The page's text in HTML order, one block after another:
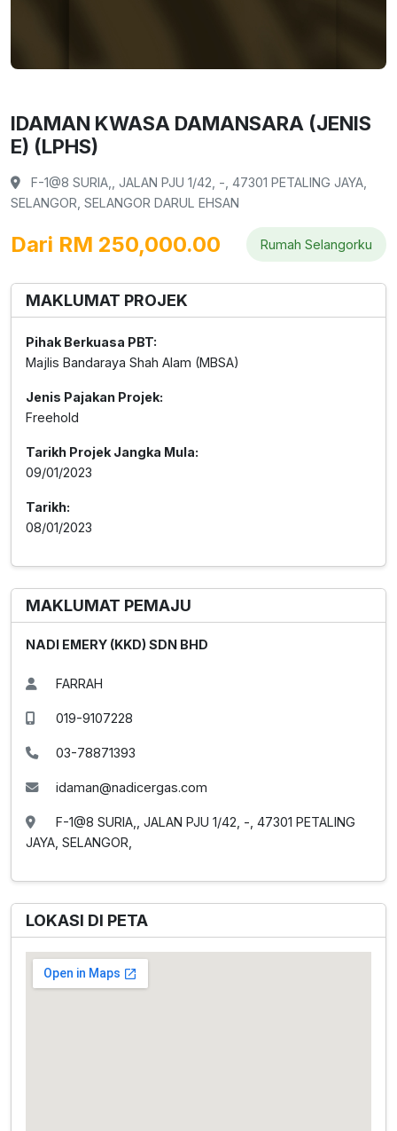
IDAMAN KWASA DAMANSARA (JENIS
E) (LPHS)
F-1@8 SURIA,, JALAN PJU 1/42, -, 47301 PETALING JAYA,
SELANGOR, SELANGOR DARUL EHSAN
Dari RM 250,000.00 Rumah Selangorku
MAKLUMAT PROJEK
Pihak Berkuasa PBT:
Majlis Bandaraya Shah Alam (MBSA)
Jenis Pajakan Projek:
Freehold
Tarikh Projek Jangka Mula:
09/01/2023
Tarikh:
08/01/2023
MAKLUMAT PEMAJU
NADI EMERY (KKD) SDN BHD
FARRAH
019-9107228
03-78871393
idaman@nadicergas.com
F-1@8 SURIA,, JALAN PJU 1/42, -, 47301 PETALING
JAYA, SELANGOR,
LOKASI DI PETA